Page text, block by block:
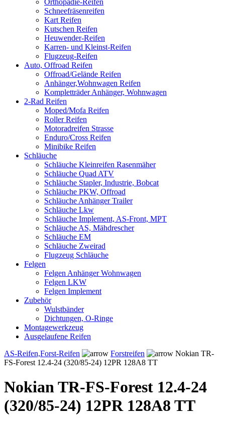
Orthopädie-Reifen
Schneefräsenreifen
Kart Reifen
Kutschen Reifen
Heuwender-Reifen
Karren- und Kleinst-Reifen
Flugzeug-Reifen
Auto, Offroad Reifen
Offroad/Gelände Reifen
Anhänger,Wohnwagen Reifen
Kompletträder Anhänger, Wohnwagen
2-Rad Reifen
Moped/Mofa Reifen
Roller Reifen
Motoradreifen Strasse
Enduro/Cross Reifen
Minibike Reifen
Schläuche
Schläuche Kleinreifen Rasenmäher
Schläuche Quad ATV
Schläuche Stapler, Industrie, Bobcat
Schläuche PKW, Offroad
Schläuche Anhänger Trailer
Schläuche Lkw
Schläuche Implement, AS-Front, MPT
Schläuche AS, Mähdrescher
Schläuche EM
Schläuche Zweirad
Flugzeug Schläuche
Felgen
Felgen Anhänger Wohnwagen
Felgen LKW
Felgen Implement
Zubehör
Wulstbänder
Dichtungen, O-Ringe
Montagewerkzeug
Ausgelaufene Reifen
AS-Reifen,Forst-Reifen
Forstreifen
Nokian TR-
FS-Forest 12.4-24 (320/85-24) 12PR 128A8 TT
Nokian TR-FS-Forest 12.4-24
(320/85-24) 12PR 128A8 TT